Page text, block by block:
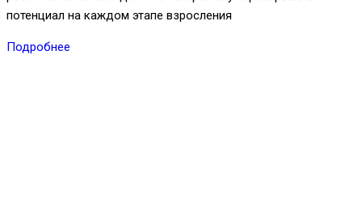
потенциал на каждом этапе взросления
Подробнее